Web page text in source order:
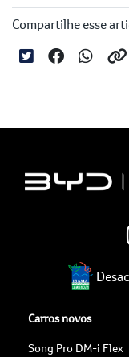
Compartilhe esse
Carros novos
Song Pro DM-i Flex